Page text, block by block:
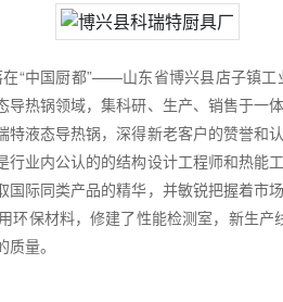
“中国厨都”——山东省博兴县店子镇
导热锅领域，集科研、生产、销售于一
液态导热锅，深得新老客户的赞誉和
业内公认的的结构设计工程师和热能
际同类产品的精华，并敏锐把握着市
环保材料，修建了性能检测室，新生
量。